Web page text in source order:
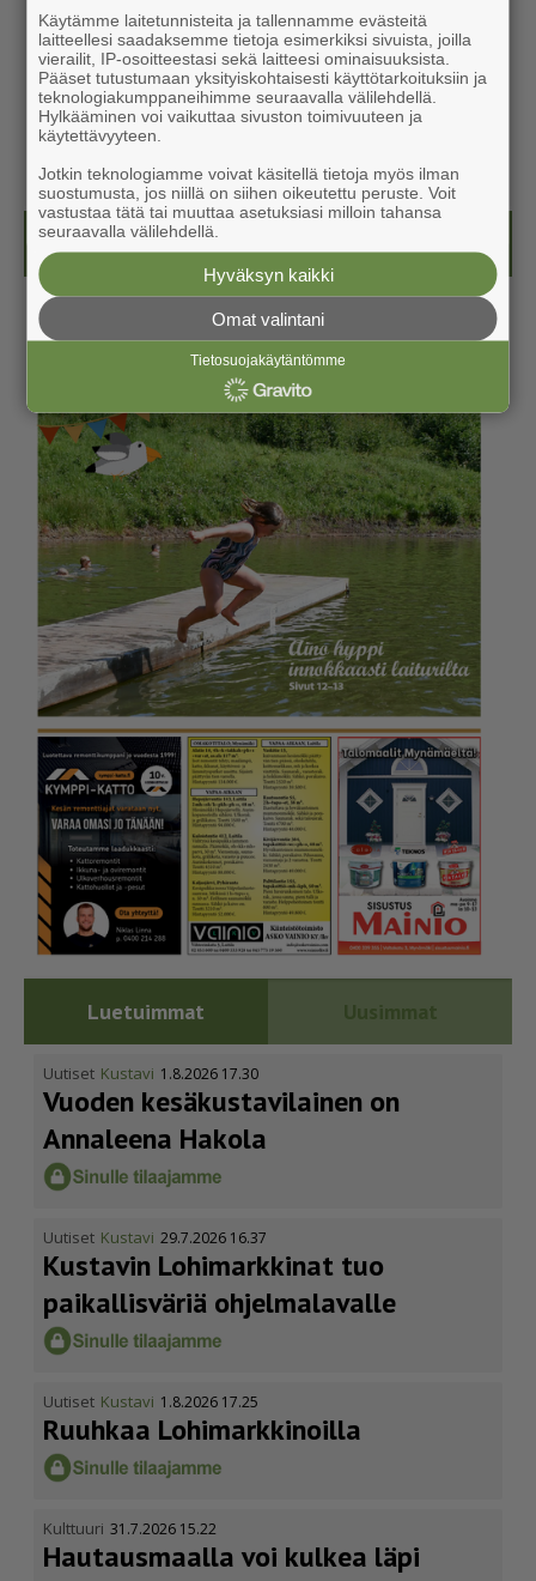
Kesälehti (ilmainen)
Luetuimmat Uusimmat
Uutiset Kustavi 1.8.2026 17.30
Vuoden kesäkus­ta­vi­lainen on
Annaleena Hakola
Uutiset Kustavi 29.7.2026 16.37
Kustavin Lohimarkkinat tuo
paikallisväriä ohjelmalavalle
Uutiset Kustavi 1.8.2026 17.25
Ruuhkaa Lohimark­ki­noilla
Kulttuuri 31.7.2026 15.22
Hautausmaalla voi kulkea läpi
Käytämme laitetunnisteita ja tallennamme evästeitä
laitteellesi saadaksemme tietoja esimerkiksi sivuista, joilla
vierailit, IP-osoitteestasi sekä laitteesi ominaisuuksista.
Pääset tutustumaan yksityiskohtaisesti käyttötarkoituksiin ja
teknologiakumppaneihimme seuraavalla välilehdellä.
Hylkääminen voi vaikuttaa sivuston toimivuuteen ja
käytettävyyteen.
Jotkin teknologiamme voivat käsitellä tietoja myös ilman
suostumusta, jos niillä on siihen oikeutettu peruste. Voit
vastustaa tätä tai muuttaa asetuksiasi milloin tahansa
seuraavalla välilehdellä.
Hyväksyn kaikki
Omat valintani
Tietosuojakäytäntömme